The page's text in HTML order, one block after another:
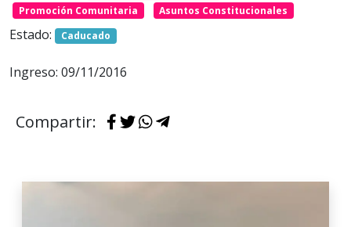
Promoción Comunitaria
Asuntos Constitucionales
Estado: Caducado
Ingreso: 09/11/2016
Compartir: